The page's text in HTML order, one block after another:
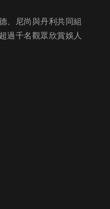
、尼尚與丹利共同組
過千名觀眾欣賞娛人